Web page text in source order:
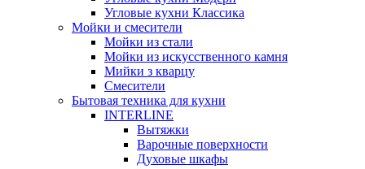
Угловые кухни Классика
Мойки и смесители
Мойки из стали
Мойки из искусственного камня
Мийки з кварцу
Смесители
Бытовая техника для кухни
INTERLINE
Вытяжки
Варочные поверхности
Духовые шкафы